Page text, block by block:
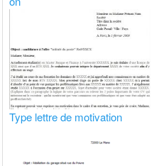
Type lettre de motivation